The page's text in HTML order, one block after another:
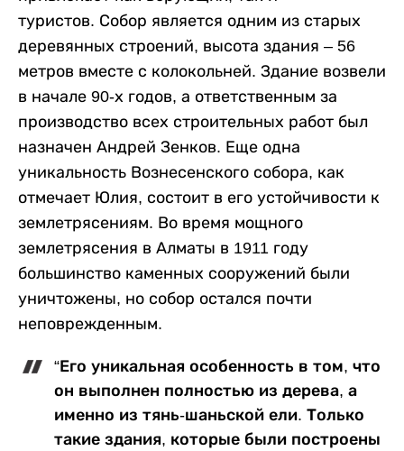
туристов. Собор является одним из старых
деревянных строений, высота здания – 56
метров вместе с колокольней. Здание возвели
в начале 90-х годов, а ответственным за
производство всех строительных работ был
назначен Андрей Зенков. Еще одна
уникальность Вознесенского собора, как
отмечает Юлия, состоит в его устойчивости к
землетрясениям. Во время мощного
землетрясения в Алматы в 1911 году
большинство каменных сооружений были
уничтожены, но собор остался почти
неповрежденным.
“Его уникальная особенность в том, что
он выполнен полностью из дерева, а
именно из тянь-шаньской ели. Только
такие здания, которые были построены